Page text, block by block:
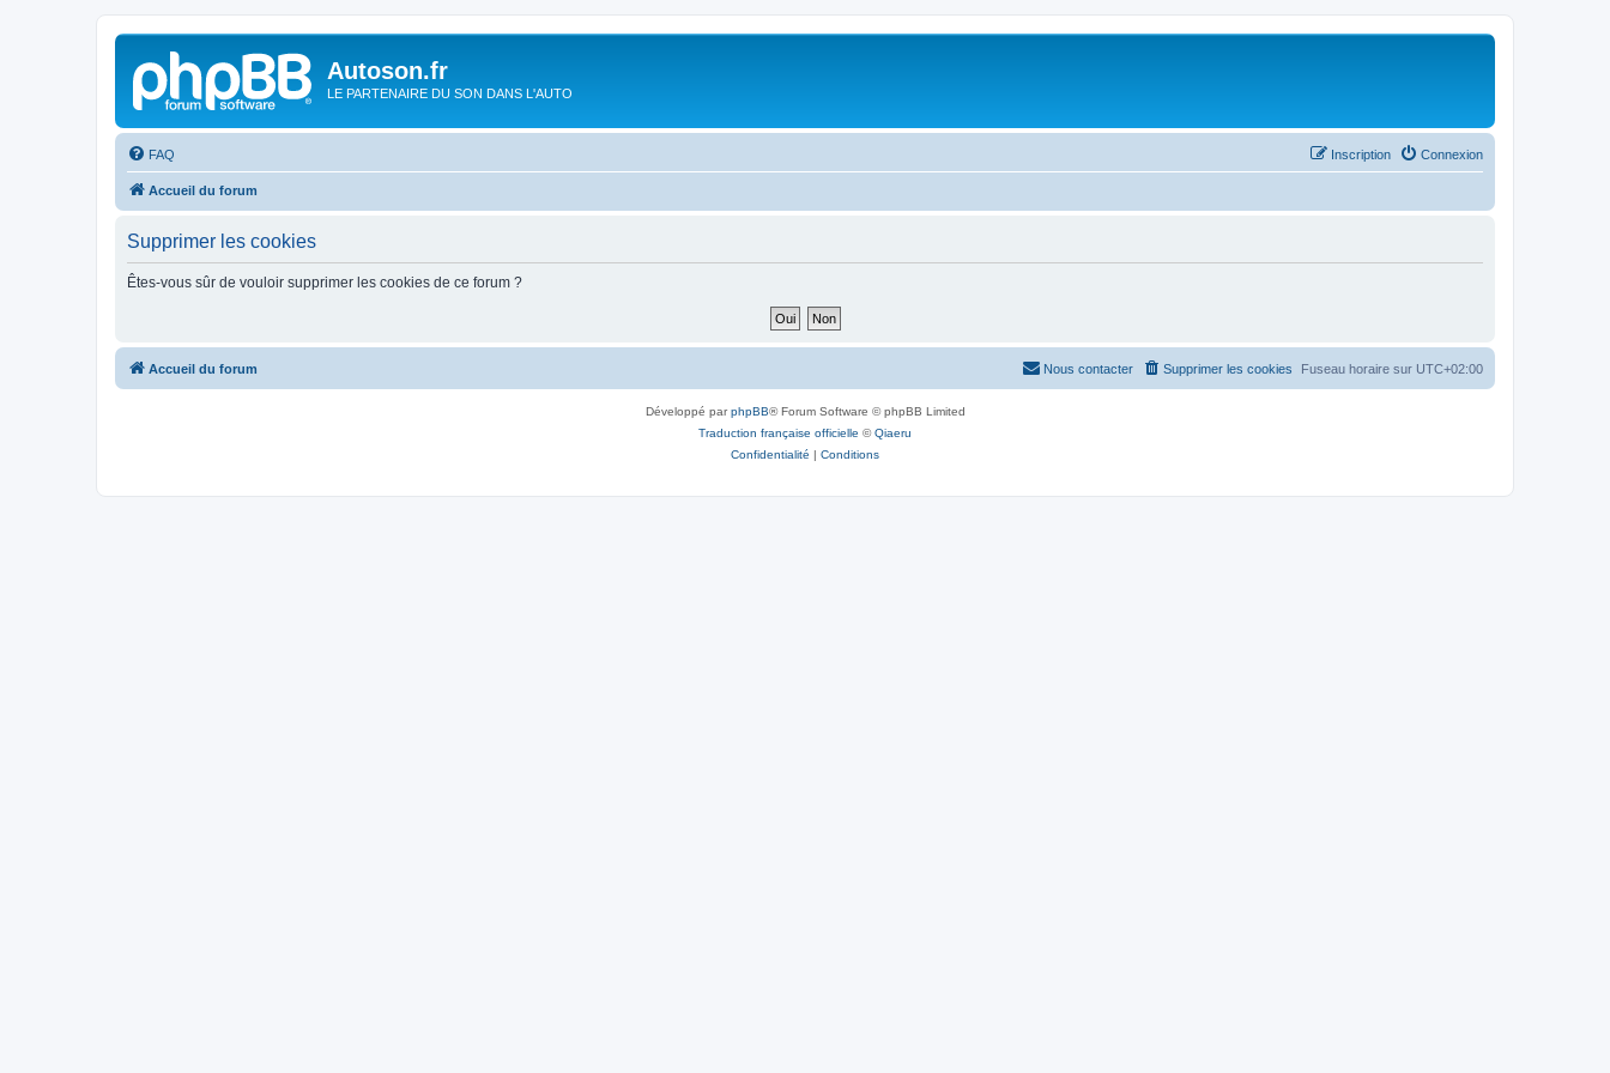
Autoson.fr
LE PARTENAIRE DU SON DANS L'AUTO
FAQ Connexion
Inscription
Accueil du forum
Supprimer les cookies
Êtes-vous sûr de vouloir supprimer les cookies de ce forum ?
Accueil du forum Fuseau horaire sur UTC+02:00
Supprimer les cookies
Nous contacter
Développé parphpBB® Forum Software © phpBB Limited
Traduction française officielle ©Qiaeru
Confidentialité | Conditions